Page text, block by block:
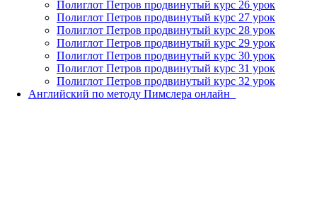
Полиглот Петров продвинутый курс 26 урок
Полиглот Петров продвинутый курс 27 урок
Полиглот Петров продвинутый курс 28 урок
Полиглот Петров продвинутый курс 29 урок
Полиглот Петров продвинутый курс 30 урок
Полиглот Петров продвинутый курс 31 урок
Полиглот Петров продвинутый курс 32 урок
Английский по методу Пимслера онлайн_